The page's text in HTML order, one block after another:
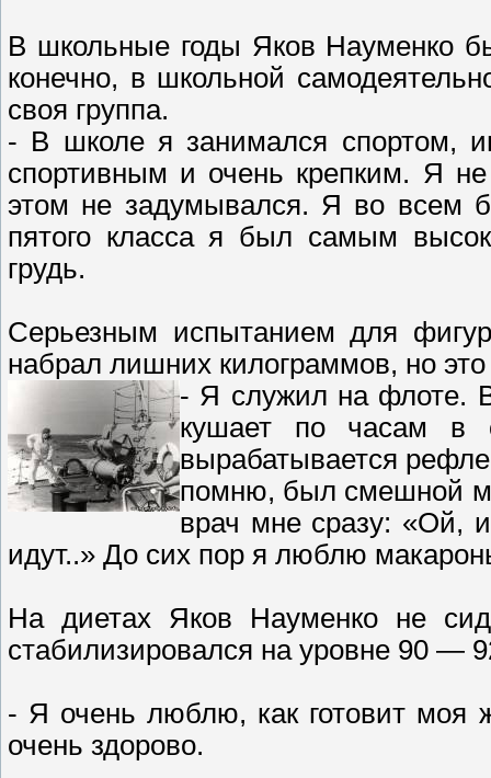
В школьные годы Яков Науменко
конечно, в школьной
своя группа.
- В школе я занимался спортом,
спортивным и очень крепким. Я
этом не задумывался. Я во всем
пятого класса я был самым
грудь.
Серьезным испытанием для
набрал лишних килограммов, но
- Я служил на флоте.
кушает по часам в
вырабатывается
помню, был смешной
врач мне сразу: «Ой,
идут..» До сих пор я люблю
На диетах Яков Науменко не
стабилизировался на уровне 90 —
- Я очень люблю, как готовит моя
очень здорово.